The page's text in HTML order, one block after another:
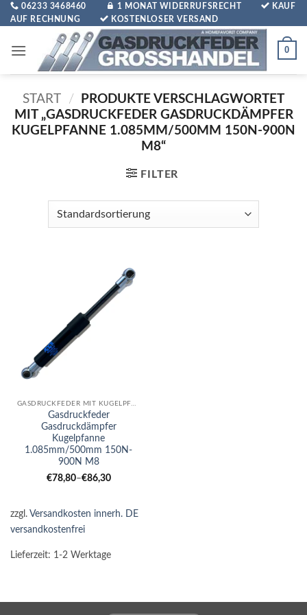
Zum
Inhalt
06233 3468460 1 MONAT WIDERRUFSRECHT
KAUF
AUF RECHNUNG
KOSTENLOSER VERSAND
0
START /
PRODUKTE VERSCHLAGWORTET
MIT „GASDRUCKFEDER GASDRUCKDÄMPFER
KUGELPFANNE 1.085MM/500MM 150N-900N
M8“
FILTER
GASDRUCKFEDER MIT KUGELPFANNE
Gasdruckfeder
Gasdruckdämpfer
Kugelpfanne
1.085mm/500mm 150N-
900N M8
€78,80–€86,30
zzgl. Versandkosten innerh. DE
versandkostenfrei
Lieferzeit: 1-2 Werktage